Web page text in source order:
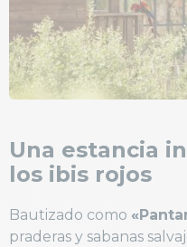
Una estancia
los ibis rojos
Bautizado como
praderas y sabanas